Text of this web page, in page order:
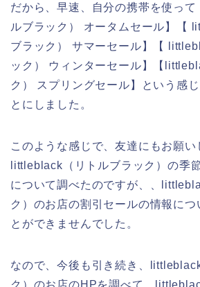
だから、早速、自分の携帯を使っ
ルブラック） オータムセール】【
ブラック） サマーセール】【
ック） ウィンターセール】【
ク） スプリングセール】という感
とにしました。
このような感じで、友達にもお願い
littleblack（リトルブラック）の季
について調べたのですが、、
ク）のお店の割引セールの情報につ
とができませんでした。
なので、今後も引き続き、
ク）のお店のHPを調べて、